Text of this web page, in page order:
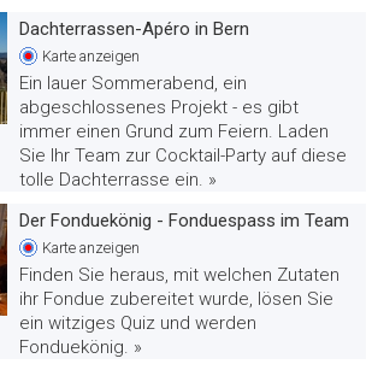
Dachterrassen-Apéro in Bern
Karte anzeigen
Ein lauer Sommerabend, ein
abgeschlossenes Projekt - es gibt
immer einen Grund zum Feiern. Laden
Sie Ihr Team zur Cocktail-Party auf diese
tolle Dachterrasse ein. »
Der Fonduekönig - Fonduespass im Team
Karte anzeigen
Finden Sie heraus, mit welchen Zutaten
ihr Fondue zubereitet wurde, lösen Sie
ein witziges Quiz und werden
Fonduekönig. »